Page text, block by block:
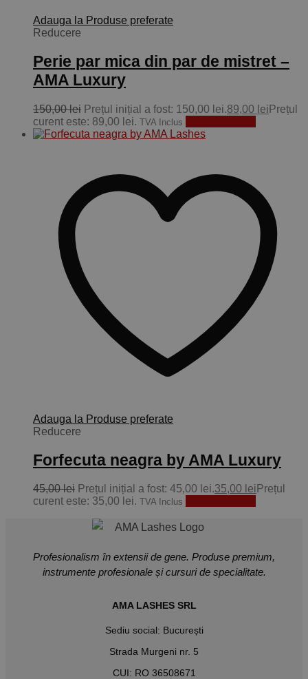
Adauga la Produse preferate
Reducere
Perie par mica din par de mistret –
AMA Luxury
150,00lei Prețul inițial a fost: 150,00 lei.89,00 lei Prețul
curent este: 89,00 lei. TVA Inclus
Adauga la Produse preferate
Reducere
Forfecuta neagra by AMA Luxury
45,00lei Prețul inițial a fost: 45,00 lei.35,00 lei Prețul
curent este: 35,00 lei. TVA Inclus
Profesionalism în extensii de gene. Produse premium,
instrumente profesionale și cursuri de specialitate.
AMA LASHES SRL
Sediu social: București
Strada Murgeni nr. 5
CUI: RO 36508671